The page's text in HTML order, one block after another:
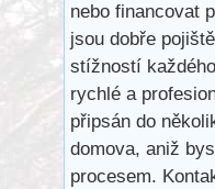
nebo financovat
jsou dobře
stížností
rychlé a
připsán do
domova, aniž
procesem.